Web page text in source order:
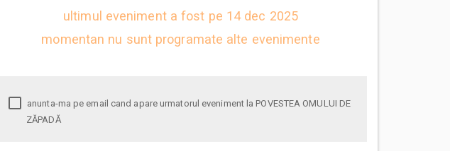
ultimul eveniment a fost pe 14 dec 2025
momentan nu sunt programate alte evenimente
ZĂPADĂ